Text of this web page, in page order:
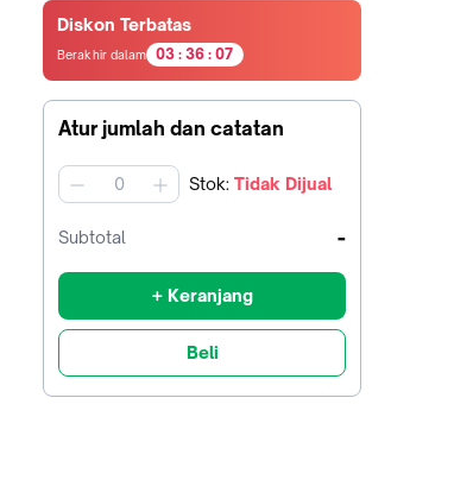
Diskon Terbatas
Berakhir dalam
0
0
0
3 :
0
3
0
6 :
0
0
5
5
3
detik
Atur jumlah dan catatan
jumlah Stok: Tidak Dijual
Subtotal -
+ Keranjang
Beli